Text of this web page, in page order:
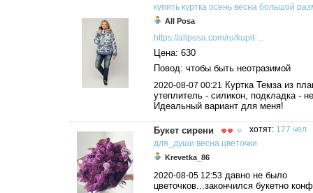
купить куртка осень весна большой
All Posa
https://allposa.com/ru/kupit-...
Цена: 630
Повод: чтобы быть неотразимой
2020-08-07 00:21
Куртка Темза из
утеплитель - силикон, подкладка -
Идеальный вариант для меня!
Букет сирени хотят: 177 чел.
для_души весна цветочки
Krevetka_86
2020-08-05 12:53 давно не было
цветочков...закончился букетно